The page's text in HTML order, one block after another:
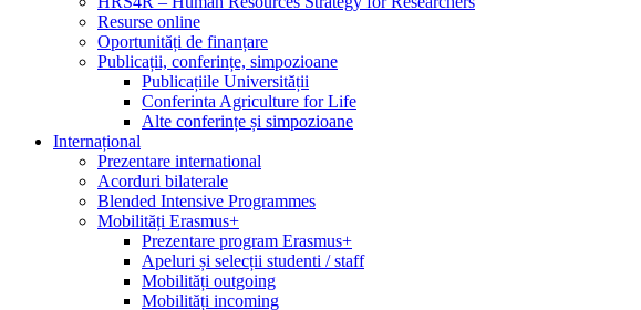
Resurse online
Oportunități de finanțare
Publicații, conferințe, simpozioane
Publicațiile Universității
Conferinta Agriculture for Life
Alte conferințe și simpozioane
Internațional
Prezentare international
Acorduri bilaterale
Blended Intensive Programmes
Mobilități Erasmus+
Prezentare program Erasmus+
Apeluri și selecții studenti / staff
Mobilități outgoing
Mobilități incoming